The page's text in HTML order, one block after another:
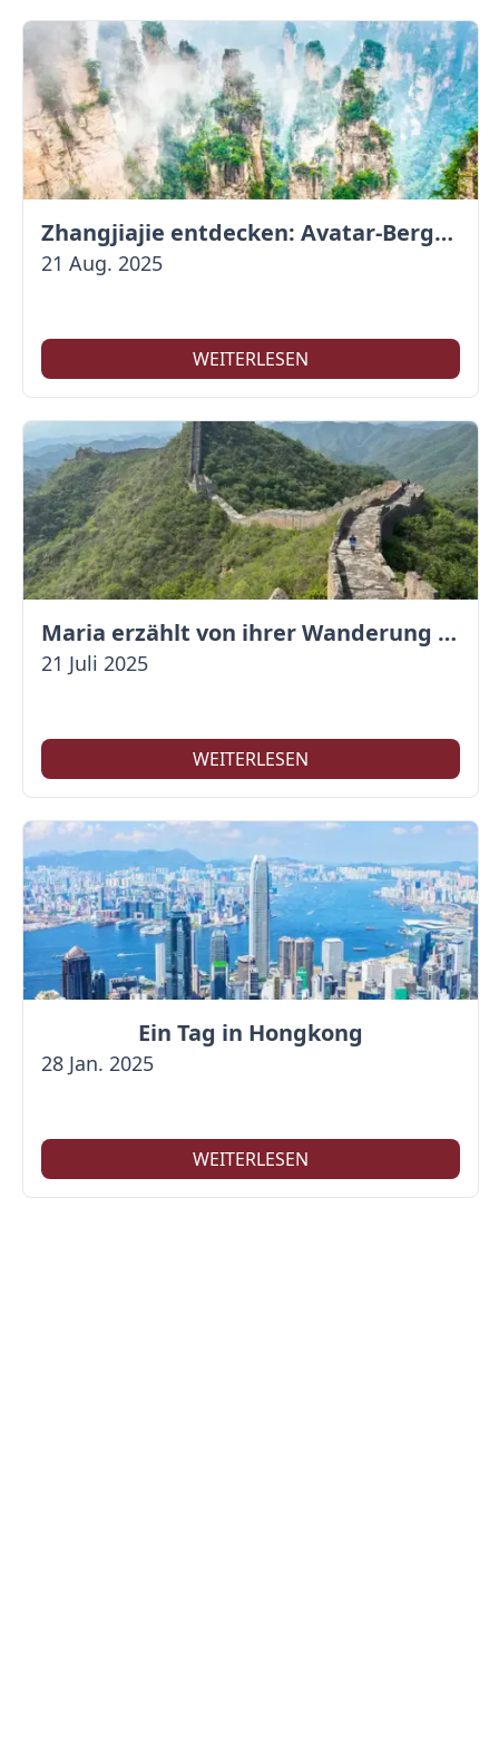
Zhangjiajie entdecken: Avatar-Berge & Altstadt von Fenghuang
21 Aug. 2025
WEITERLESEN
Maria erzählt von ihrer Wanderung auf der Großen Mauer
21 Juli 2025
WEITERLESEN
Ein Tag in Hongkong
28 Jan. 2025
WEITERLESEN